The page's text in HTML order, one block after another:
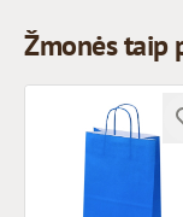
Žmonės taip